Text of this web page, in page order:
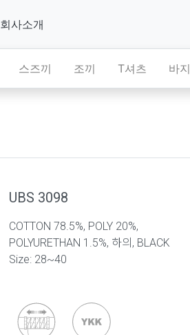
회사소개
스즈끼 조끼 T셔츠 바지
UBS 3098
COTTON 78.5%, POLY 20%,
POLYURETHAN 1.5%, 하의, BLACK
Size: 28~40